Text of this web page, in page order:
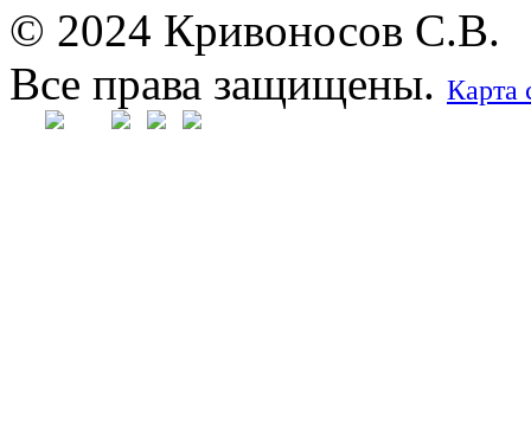
© 2024 Кривоносов С.В.
Все права защищены. Карта